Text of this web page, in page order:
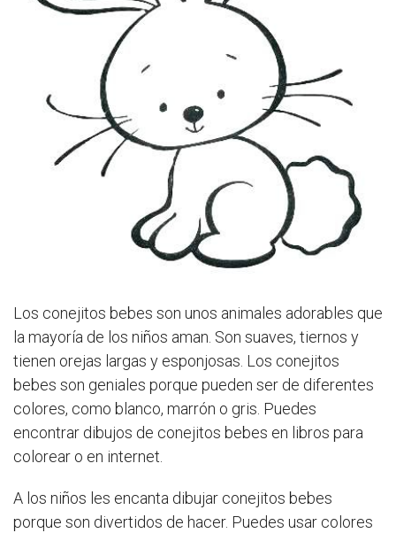
Los conejitos bebes son unos animales adorables que
la mayoría de los niños aman. Son suaves, tiernos y
tienen orejas largas y esponjosas. Los conejitos
bebes son geniales porque pueden ser de diferentes
colores, como blanco, marrón o gris. Puedes
encontrar dibujos de conejitos bebes en libros para
colorear o en internet.
A los niños les encanta dibujar conejitos bebes
porque son divertidos de hacer. Puedes usar colores